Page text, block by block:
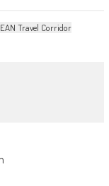
Travel Corridor